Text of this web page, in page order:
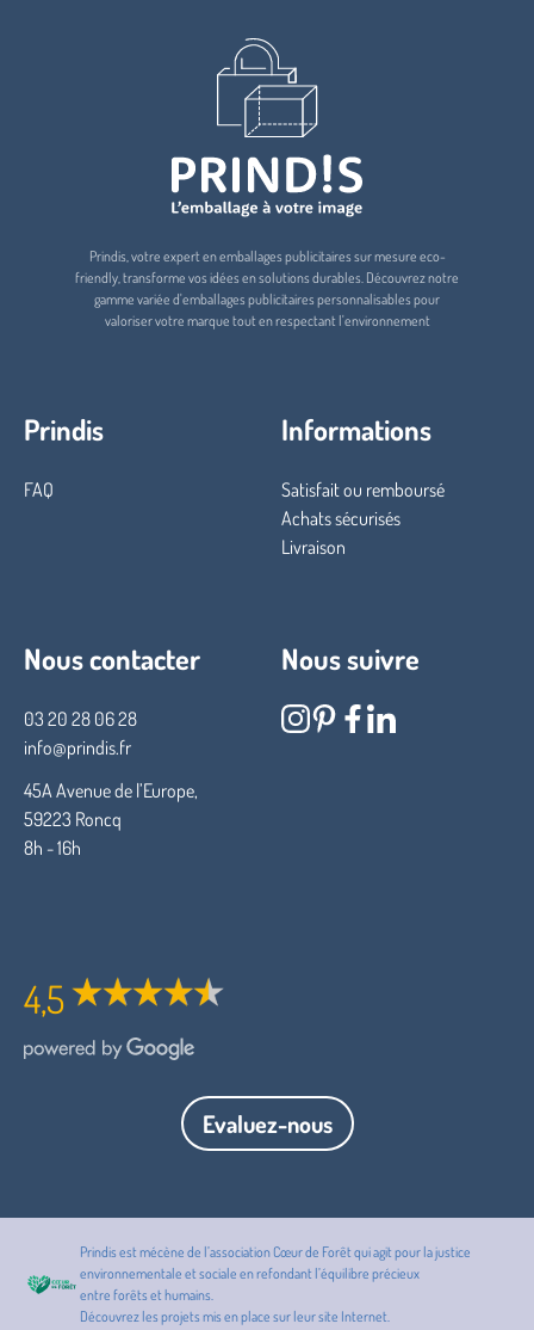
Prindis, votre expert en emballages publicitaires sur mesure eco-
friendly, transforme vos idées en solutions durables. Découvrez notre
gamme variée d'emballages publicitaires personnalisables pour
valoriser votre marque tout en respectant l'environnement
Prindis
FAQ
Informations
Satisfait ou remboursé
Achats sécurisés
Livraison
Nous contacter
03 20 28 06 28
info@prindis.fr
45A Avenue de l’Europe,
59223 Roncq
8h - 16h
Nous suivre
4,5
Evaluez-nous
Prindis est mécène de l’association Cœur de Forêt qui agit pour lajustice
environnementale et sociale en refondant l’équilibre précieux
entreforêtsethumains.
Découvrez les projets mis en place sur leursite Internet.